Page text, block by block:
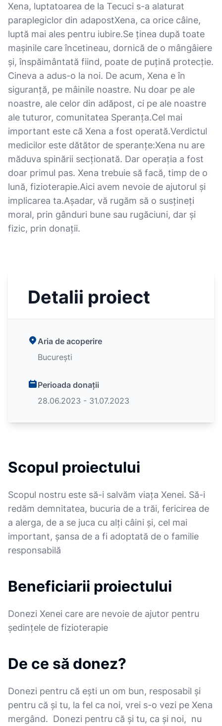
Xena, luptatoarea de la Tecuci s-a alaturat
paraplegiclor din adapostXena, ca orice câine,
luptă mai ales pentru iubire.Se ținea după toate
mașinile care încetineau, dornică de o mângâiere
și, înspăimântată fiind, poate de puțină protecție.
Cineva a adus-o la noi. De acum, Xena e în
siguranță, pe mâinile noastre. Nu doar pe ale
noastre, ale celor din adăpost, ci pe ale noastre
ale tuturor, comunitatea Speranța.Cel mai
important este că Xena a fost operată.Verdictul
medicilor este dătător de speranțe:Xena nu are
măduva spinării secționată. Dar operația a fost
doar primul pas. Xena trebuie să facă, timp de o
lună, fizioterapie.Aici avem nevoie de ajutorul și
implicarea ta.Așadar, vă rugăm să o susțineți
moral, prin gânduri bune sau rugăciuni, dar și
fizic, prin donații.
Detalii proiect
Aria de acoperire
București
Perioada donații
28.06.2023 - 31.07.2023
Scopul proiectului
Scopul nostru este să-i salvăm viața Xenei. Să-i
redăm demnitatea, bucuria de a trăi, fericirea de
a alerga, de a se juca cu alți câini și, cel mai
important, șansa de a fi adoptată de o familie
responsabilă
Beneficiarii proiectului
Donezi Xenei care are nevoie de ajutor pentru
ședințele de fizioterapie
De ce să donez?
Donezi pentru că ești un om bun, resposabil și
pentru că și tu, la fel ca noi, vrei s-o vezi pe Xena
mergând. Donezi pentru că și tu, ca și noi, nu